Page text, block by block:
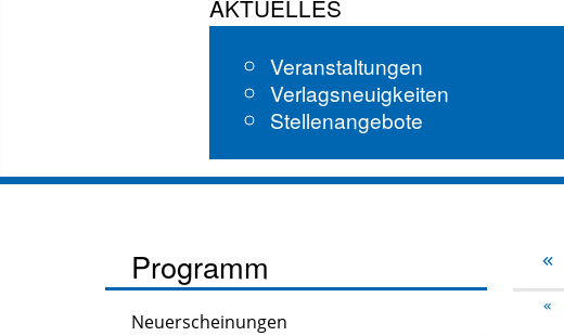
AKTUELLES
Veranstaltungen
Verlagsneuigkeiten
Stellenangebote
Programm
Neuerscheinungen